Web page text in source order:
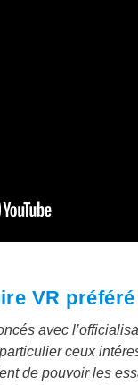
VR
avec
ceux
de pouvoir les